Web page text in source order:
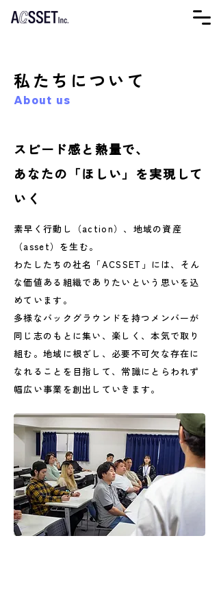
About us
私たちについて
スピード感と熱量で、
あなたの「ほしい」を実現して
いく
素早く行動し（action）、地域の資産
（asset）を生む。
わたしたちの社名「ACSSET」には、そん
な価値ある組織でありたいという思いを込
めています 。
多様なバックグラウンドを持つメンバーが
同じ志のもとに集い、楽しく、本気で取り
組む。地域に根ざし、必要不可欠な存在に
なれることを目指して、常識にとらわれず
幅広い事業を創出していきます。